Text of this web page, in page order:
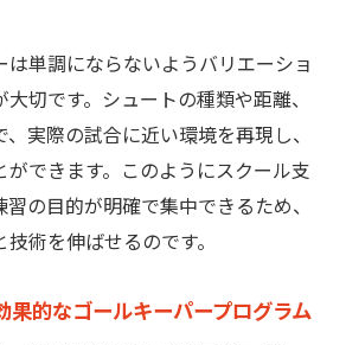
は単調にならないようバリエーショ
切です。シュートの種類や距離、
実際の試合に近い環境を再現し、
ができます。このようにスクール支
の目的が明確で集中できるため、
術を伸ばせるのです。
果的なゴールキーパープログラム